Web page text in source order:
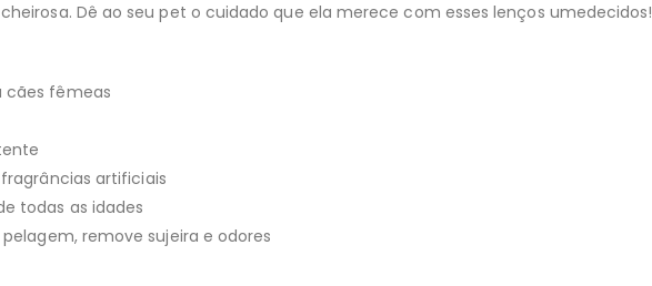
Dê ao seu pet o cuidado que ela merece com esses lenços umedecidos!
cães fêmeas
artificiais
todas as idades
remove sujeira e odores